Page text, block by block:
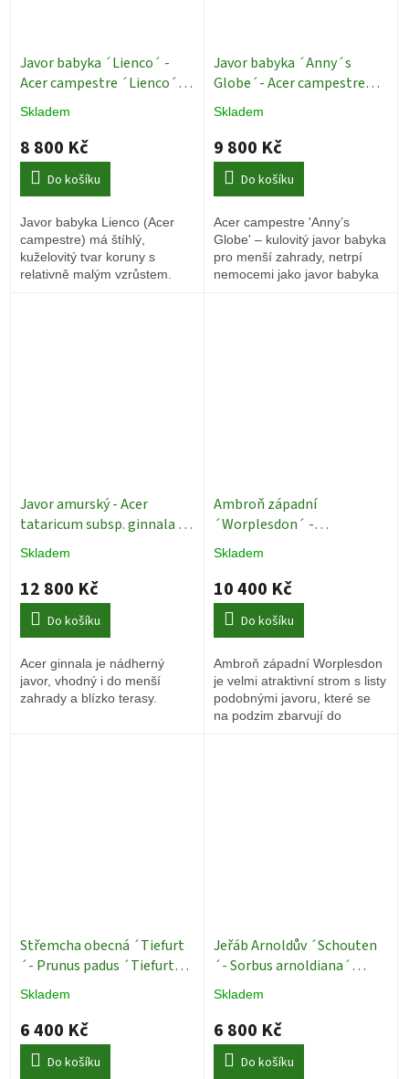
Javor babyka ´Lienco´ -
Acer campestre ´Lienco´ -
ok 12/14
Skladem
8 800 Kč
Do košíku
Javor babyka Lienco (Acer
campestre) má štíhlý,
kuželovitý tvar koruny s
relativně malým vzrůstem.
Javor babyka ´Anny´s
Globe´- Acer campestre
´Anny´s Globe´ - ok 12/14,
Skladem
9 800 Kč
Do košíku
Acer campestre 'Anny’s
Globe' – kulovitý javor babyka
pro menší zahrady, netrpí
nemocemi jako javor babyka
Javor amurský - Acer
tataricum subsp. ginnala -
strom - solitér
Skladem
12 800 Kč
Do košíku
Acer ginnala je nádherný
javor, vhodný i do menší
zahrady a blízko terasy.
Ambroň západní
´Worplesdon´ -
Liquidambar styraciflua - ok
Skladem
10 400 Kč
Do košíku
Ambroň západní Worplesdon
je velmi atraktivní strom s listy
podobnými javoru, které se
na podzim zbarvují do
Střemcha obecná ´Tiefurt
´- Prunus padus ´Tiefurt´ -
vk 200 cm
Skladem
6 400 Kč
Do košíku
Jeřáb Arnoldův ´Schouten
´- Sorbus arnoldiana´
Schouten´ - ok 10/12
Skladem
6 800 Kč
Do košíku